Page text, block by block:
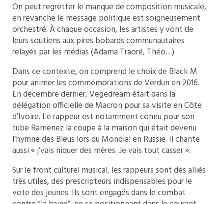
On peut regretter le manque de composition musicale,
en revanche le message politique est soigneusement
orchestré. À chaque occasion, les artistes y vont de
leurs soutiens aux pires bobards communautaires
relayés par les médias (Adama Traoré, Théo…).
Dans ce contexte, on comprend le choix de Black M
pour animer les commémorations de Verdun en 2016.
En décembre dernier, Vegedream était dans la
délégation officielle de Macron pour sa visite en Côte
d’Ivoire. Le rappeur est notamment connu pour son
tube Ramenez la coupe à la maison qui était devenu
l’hymne des Bleus lors du Mondial en Russie. Il chante
aussi « j’vais niquer des mères. Je vais tout casser ».
Sur le front culturel musical, les rappeurs sont des alliés
très utiles, des prescripteurs indispensables pour le
vote des jeunes. Ils sont engagés dans le combat